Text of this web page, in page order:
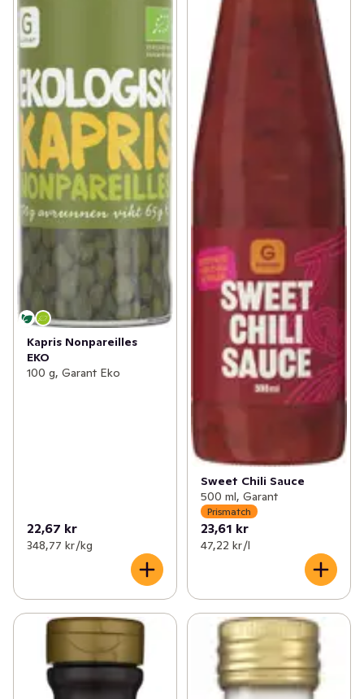
Kapris Nonpareilles
EKO
100 g, Garant Eko
22,67 kr
348,77 kr /kg
Sweet Chili Sauce
500 ml, Garant
Prismatch
23,61 kr
47,22 kr /l